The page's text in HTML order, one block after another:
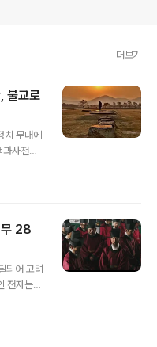
더보기
불교로
치 무대에
사전을
와, 그
沆이 졸
사 본기
윤 2월에
는 한
평장사
갑과
무 28
되어 고려
전자는
든 기록